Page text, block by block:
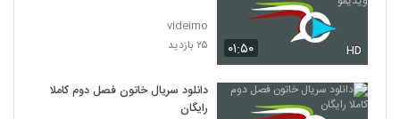
۰۱:۵۰ HD
videimo
۲۵ بازدید
دانلود سریال خاتون فصل دوم کاملا
رایگان